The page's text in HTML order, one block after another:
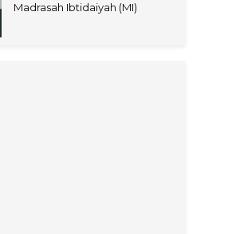
Madrasah Ibtidaiyah (MI)